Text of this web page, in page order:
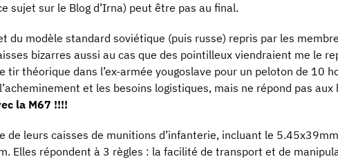
sujet sur le Blog d’Irna) peut être pas au final.
du modèle standard soviétique (puis russe) repris par les
bizarres aussi au cas que des pointilleux viendraient me le
théorique dans l’ex-armée yougoslave pour un peloton de 10
et les besoins logistiques, mais ne répond pas
la M67 !!!!
de leurs caisses de munitions d’infanterie, incluant le
Elles répondent à 3 règles : la facilité de transport et de